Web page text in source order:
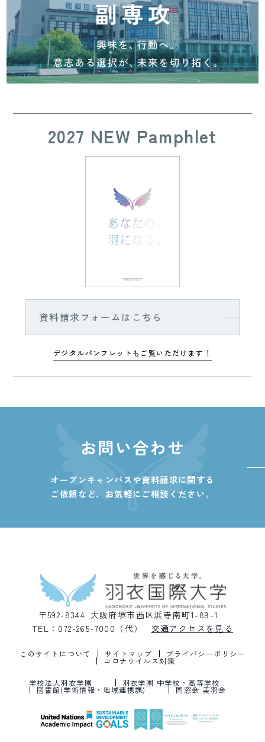
2027 NEW Pamphlet
資料請求フォームはこちら
デジタルパンフレットもご覧いただけます！
お問い合わせ
オープンキャンパスや資料請求に関する
ご依頼など、 お気軽にご相談ください。
〒592-8344 大阪府堺市西区浜寺南町1-89-1
TEL：072-265-7000（代）
交通アクセスを見る
このサイトについて サイトマップ プライバシーポリシー
コロナウイルス対策
学校法人羽衣学園 羽衣学園 中学校・高等学校
図書館(学術情報・地域連携課) 同窓会 美羽会